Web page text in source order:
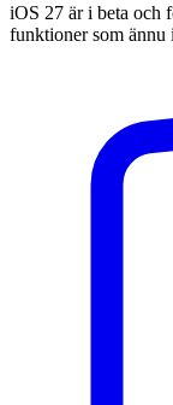
iOS 27 är i beta och
funktioner som ännu